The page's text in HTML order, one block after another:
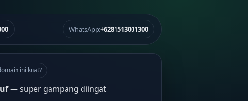
WhatsApp:+6281513001300
ini kuat?
— super gampang diingat